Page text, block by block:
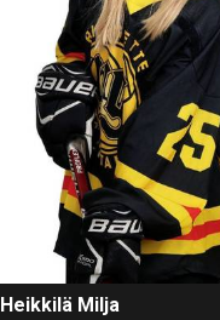
Heikkilä Milja